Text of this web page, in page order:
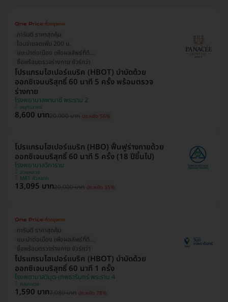
การันตี ราคาสุดคุ้ม
โอนจ่ายลดเพิ่ม 200 บ.
แนะนำต่อเนื่อง เพื่อผลลัพธ์ที่ดีกว่า
ซื้อพร้อมตรวจร่างกาย ชัวร์กว่า
โปรแกรมไฮเปอร์แบริค (HBOT) บำบัดด้วย
ออกซิเจนบริสุทธิ์ 60 นาที 5 ครั้ง พร้อมตรวจ
ร่างกาย
โรงพยาบาลพานาซี พระราม 2
สมุทรสาคร
8,600 บาท20,000 บาท ประหยัด 56%
โปรแกรมไฮเปอร์แบริก (HBO) ฟื้นฟูร่างกายด้วย
ออกซิเจนบริสุทธิ์ 60 นาที 5 ครั้ง (18 ปีขึ้นไป)
โรงพยาบาลวิภาราม
สวนหลวง
MRT หัวหมาก
13,095 บาท20,000 บาท ประหยัด 35%
การันตี ราคาสุดคุ้ม
แนะนำต่อเนื่อง เพื่อผลลัพธ์ที่ดีกว่า
ซื้อพร้อมตรวจร่างกาย ชัวร์กว่า
โปรแกรมไฮเปอร์แบริค (HBOT) บำบัดด้วย
ออกซิเจนบริสุทธิ์ 60 นาที 1 ครั้ง
โรงพยาบาลวิมุต-เทพธารินทร์ พระราม 4
คลองเตย
1,590 บาท7,080 บาท ประหยัด 78%